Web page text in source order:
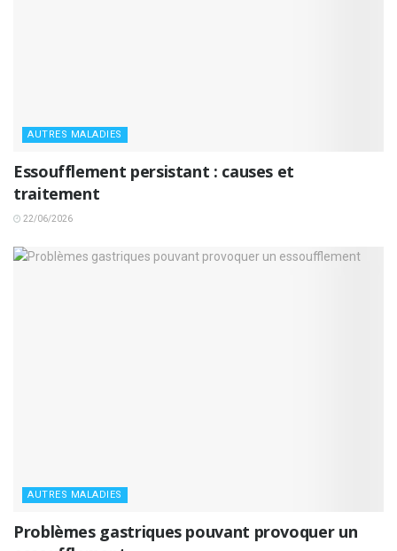
AUTRES MALADIES
Essoufflement persistant : causes et
traitement
22/06/2026
AUTRES MALADIES
Problèmes gastriques pouvant provoquer un